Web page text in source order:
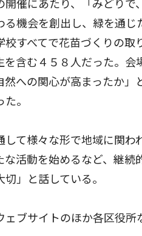
催にあたり、「みどりで
る機会を創出し、緑を通
校すべてで花苗づくりの
を含む４５８人だった。
への関心が高まったか
。
て様々な形で地域に関わ
な活動を始めるなど、継
」と話している。
ブサイトのほか各区役所